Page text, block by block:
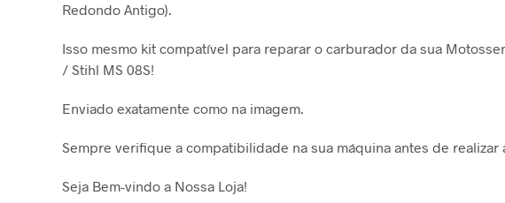
Redondo Antigo).
Isso mesmo kit compatível para reparar o carburador da sua
/ Stihl MS 08S!
Enviado exatamente como na imagem.
Sempre verifique a compatibilidade na sua máquina antes de realizar
Seja Bem-vindo a Nossa Loja!